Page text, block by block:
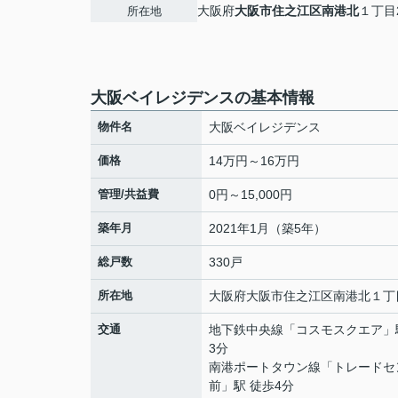
所在地 大阪府大阪市住之江区南港北１丁
大阪ベイレジデンスの基本情報
物件名 大阪ベイレジデンス
価格 14万円～16万円
管理/共益費 0円～15,000円
築年月 2021年1月（築5年）
総戸数 330戸
所在地 大阪府大阪市住之江区南港北 １
交通 地下鉄中央線 「 コスモスクエア
3分
南港ポートタウン線 「 トレード
前 」駅 徒歩4分